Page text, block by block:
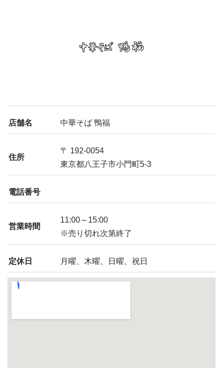
店舗名 中華そば 鴨福
住所
〒 192-0054
東京都八王子市小門町5-3
電話番号
営業時間
11:00～15:00
※売り切れ次第終了
定休日 月曜、木曜、日曜、祝日